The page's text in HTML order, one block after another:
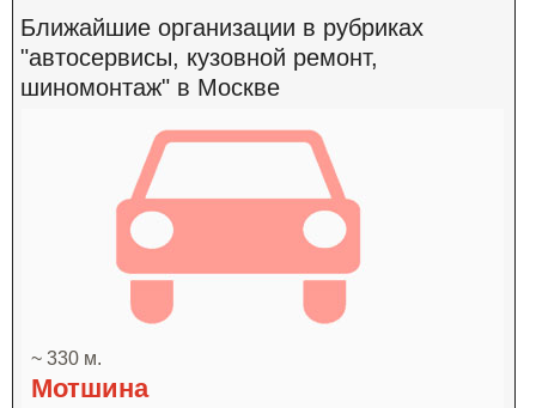
Ближайшие организации в рубриках
"автосервисы, кузовной ремонт,
шиномонтаж" в Москве
~ 330 м.
Мотшина